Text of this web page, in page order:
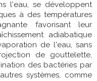
l'eau, se développent
à des températures
favorisant leur
adiabatique
de l'eau, sans
de gouttelette,
des bactéries par
systèmes, comme